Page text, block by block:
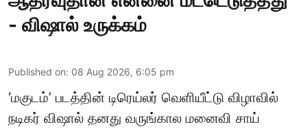
- விஷால் உருக்கம்
Published on: 08 Aug 2026, 6:05 pm
‘மகுடம்’ படத்தின் டிரெய்லர் வெளியீட்டு விழாவில்
நடிகர் விஷால் தனது வருங்கால மனைவி சாய்